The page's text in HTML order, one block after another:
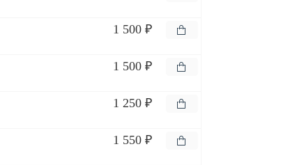
1 500 ₽
1 500 ₽
1 250 ₽
1 550 ₽